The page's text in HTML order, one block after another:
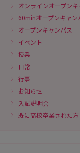
オンラインオープンキ
60minオープンキャン
オープンキャンパス
イベント
授業
日常
行事
お知らせ
入試説明会
既に高校卒業された方